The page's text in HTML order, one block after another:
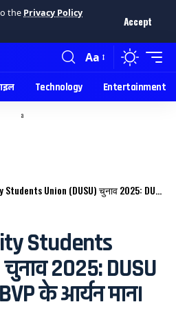
the Privacy Policy
Accept
Aa
Technology Entertainment
a
(DUSU) चुनाव 2025: DUSU के नए अध्यक्ष ABVP के आर्यन मान।
Students
2025: DUSU
के आर्यन मान।